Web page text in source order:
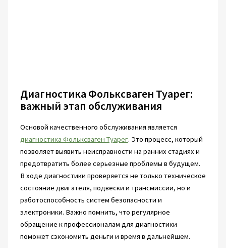
Диагностика Фольксваген Туарег:
важный этап обслуживания
Основой качественного обслуживания является
диагностика Фольксваген Туарег. Это процесс, который
позволяет выявить неисправности на ранних стадиях и
предотвратить более серьезные проблемы в будущем.
В ходе диагностики проверяется не только техническое
состояние двигателя, подвески и трансмиссии, но и
работоспособность систем безопасности и
электроники. Важно помнить, что регулярное
обращение к профессионалам для диагностики
поможет сэкономить деньги и время в дальнейшем.